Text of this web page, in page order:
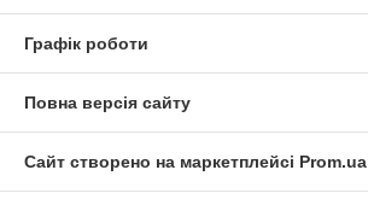
Графік роботи
Повна версія сайту
Сайт створено на маркетплейсі Prom.ua